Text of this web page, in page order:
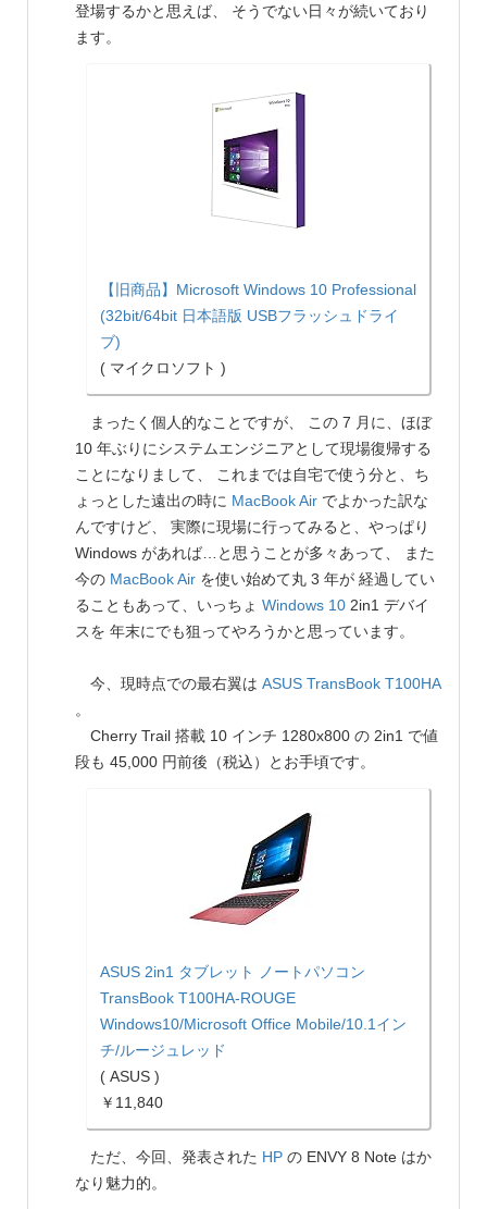
登場するかと思えば、 そうでない日々が続いており
ます。
【旧商品】Microsoft Windows 10 Professional
(32bit/64bit 日本語版 USBフラッシュドライ
ブ)
( マイクロソフト )
まったく個人的なことですが、 この 7 月に、ほぼ
10 年ぶりにシステムエンジニアとして現場復帰する
ことになりまして、 これまでは自宅で使う分と、ち
ょっとした遠出の時に MacBook Air でよかった訳な
んですけど、 実際に現場に行ってみると、やっぱり
Windows があれば…と思うことが多々あって、 また
今の MacBook Air を使い始めて丸 3 年が 経過してい
ることもあって、いっちょ Windows 10 2in1 デバイ
スを 年末にでも狙ってやろうかと思っています。
今、現時点での最右翼は ASUS TransBook T100HA
。
Cherry Trail 搭載 10 インチ 1280x800 の 2in1 で値
段も 45,000 円前後（税込）とお手頃です。
ASUS 2in1 タブレット ノートパソコン
TransBook T100HA-ROUGE
Windows10/Microsoft Office Mobile/10.1イン
チ/ルージュレッド
( ASUS )
￥11,840
ただ、今回、発表された HP の ENVY 8 Note はか
なり魅力的。